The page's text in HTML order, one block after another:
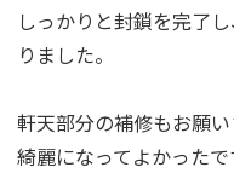
しっかりと封鎖を完了
りました。
軒天部分の補修もお願い
綺麗になってよかったで